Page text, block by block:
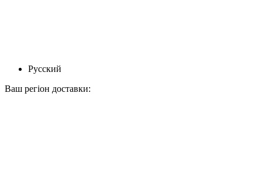
Русский
Ваш регіон доставки: